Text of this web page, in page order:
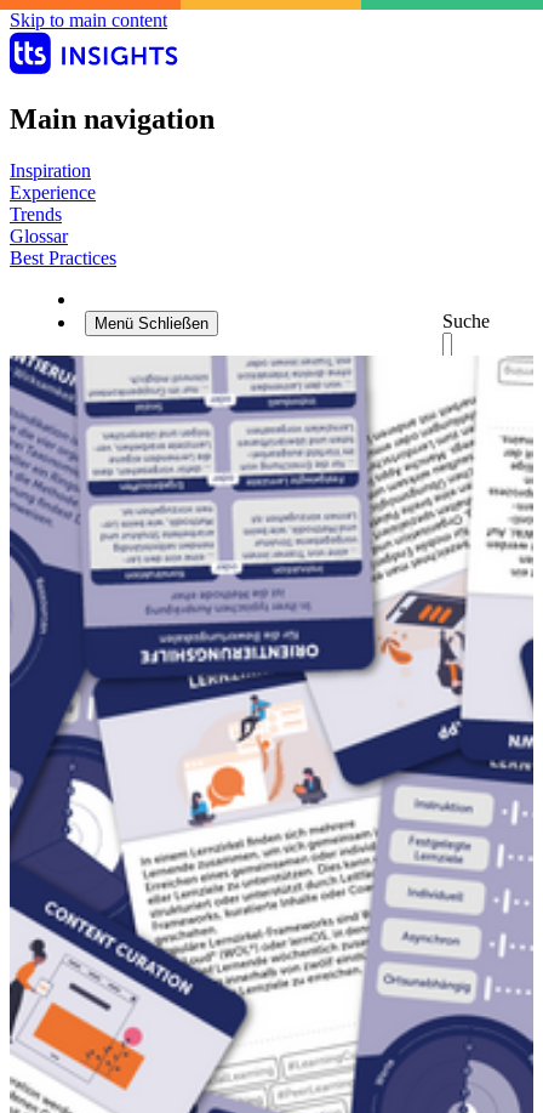
Skip to main content
Main navigation
Inspiration
Experience
Trends
Glossar
Best Practices
Suche
Menü Schließen